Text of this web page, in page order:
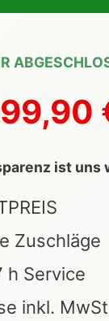
99,90
ist uns
Zuschläge
h Service
inkl.